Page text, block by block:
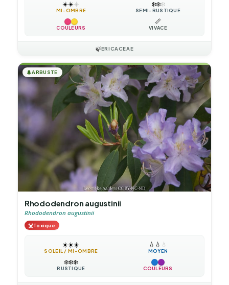
☀️☀️☀️
MI-OMBRE
❄️❄️❄️
SEMI-RUSTIQUE
COULEURS
📏
VIVACE
🍃ERICACEAE
🌲ARBUSTE
Rhododendron augustinii
Rhododendron augustinii
☠️Toxique
☀️☀️☀️
SOLEIL / MI-OMBRE
💧 💧 💧
MOYEN
❄️❄️❄️
RUSTIQUE COULEURS